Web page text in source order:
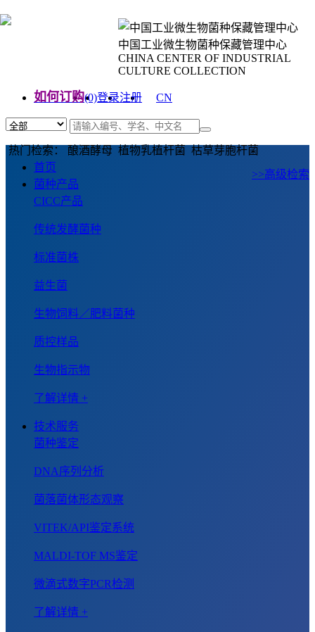
中国工业微生物菌种保藏管理中心
CHINA CENTER OF INDUSTRIAL
CULTURE COLLECTION
如何订购(0)登录注册
CN
热门检索： 酿酒酵母 植物乳植杆菌 枯草芽胞杆菌
>>高级检索
首页
菌种产品
CICC产品
传统发酵菌种
标准菌株
益生菌
生物饲料／肥料菌种
质控样品
生物指示物
了解详情 +
技术服务
菌种鉴定
DNA序列分析
菌落菌体形态观察
VITEK/API鉴定系统
MALDI-TOF MS鉴定
微滴式数字PCR检测
了解详情 +